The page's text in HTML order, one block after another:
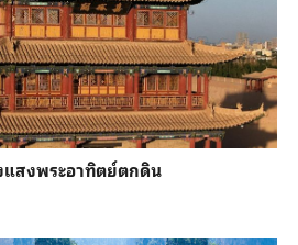
แสงพระอาทิตย์ตกดิน